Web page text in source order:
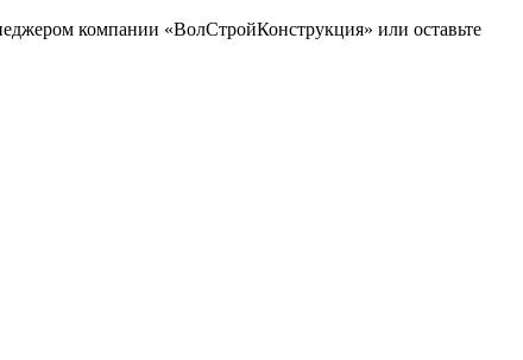
компании «ВолСтройКонструкция» или оставьте